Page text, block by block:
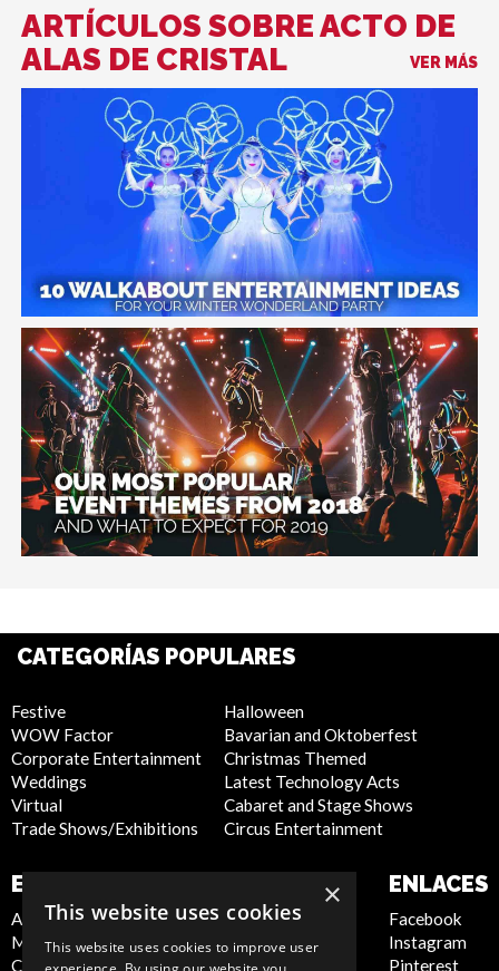
ARTÍCULOS SOBRE ACTO DE
ALAS DE CRISTAL
VER MÁS
CATEGORÍAS POPULARES
Festive
WOW Factor
Corporate Entertainment
Weddings
Virtual
Trade Shows/Exhibitions
Halloween
Bavarian and Oktoberfest
Christmas Themed
Latest Technology Acts
Cabaret and Stage Shows
Circus Entertainment
EMPRESA
About Us
Meet the Team
Contact Us
SITIO WEB
Privacy Policy
Cookie Policy
Artist Sign Up
ENLACES
Facebook
Instagram
Pinterest
×
This website uses cookies
This website uses cookies to improve user